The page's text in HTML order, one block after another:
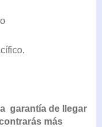
garantía de llegar
más